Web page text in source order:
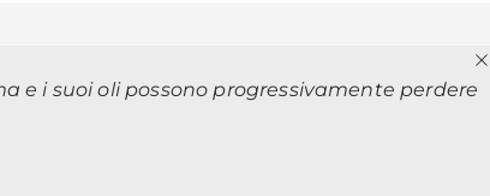
e i suoi oli possono progressivamente perdere